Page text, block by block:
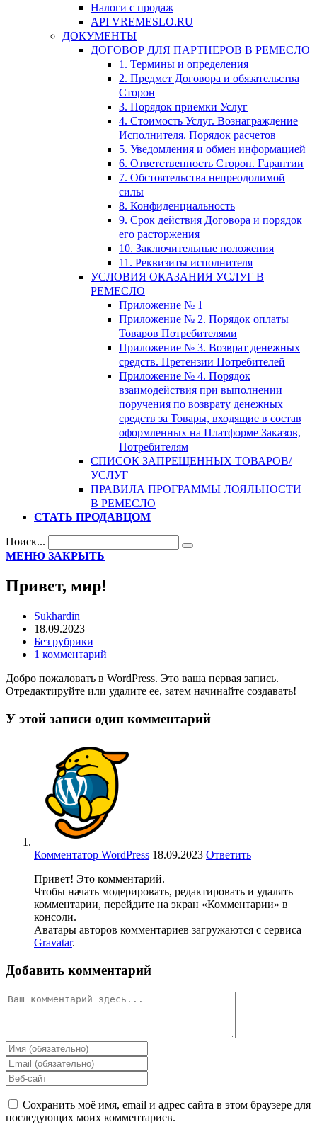
Налоги с продаж
API VREMESLO.RU
ДОКУМЕНТЫ
ДОГОВОР ДЛЯ ПАРТНЕРОВ В РЕМЕСЛО
1. Термины и определения
2. Предмет Договора и обязательства
Сторон
3. Порядок приемки Услуг
4. Стоимость Услуг. Вознаграждение
Исполнителя. Порядок расчетов
5. Уведомления и обмен информацией
6. Ответственность Сторон. Гарантии
7. Обстоятельства непреодолимой
силы
8. Конфиденциальность
9. Срок действия Договора и порядок
его расторжения
10. Заключительные положения
11. Реквизиты исполнителя
УСЛОВИЯ ОКАЗАНИЯ УСЛУГ В
РЕМЕСЛО
Приложение № 1
Приложение № 2. Порядок оплаты
Товаров Потребителями
Приложение № 3. Возврат денежных
средств. Претензии Потребителей
Приложение № 4. Порядок
взаимодействия при выполнении
поручения по возврату денежных
средств за Товары, входящие в состав
оформленных на Платформе Заказов,
Потребителям
СПИСОК ЗАПРЕЩЕННЫХ ТОВАРОВ/
УСЛУГ
ПРАВИЛА ПРОГРАММЫ ЛОЯЛЬНОСТИ
В РЕМЕСЛО
СТАТЬ ПРОДАВЦОМ
Поиск...
МЕНЮ ЗАКРЫТЬ
Привет, мир!
Sukhardin
18.09.2023
Без рубрики
1 комментарий
Добро пожаловать в WordPress. Это ваша первая запись.
Отредактируйте или удалите ее, затем начинайте создавать!
У этой записи один комментарий
Комментатор WordPress 18.09.2023 Ответить
Привет! Это комментарий.
Чтобы начать модерировать, редактировать и удалять
комментарии, перейдите на экран «Комментарии» в
консоли.
Аватары авторов комментариев загружаются с сервиса
Gravatar.
Добавить комментарий
Сохранить моё имя, email и адрес сайта в этом браузере для
последующих моих комментариев.